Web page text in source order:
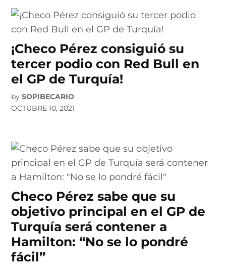
¡Checo Pérez consiguió su
tercer podio con Red Bull en
el GP de Turquía!
by SOPIBECARIO
OCTUBRE 10, 2021
Checo Pérez sabe que su
objetivo principal en el GP de
Turquía será contener a
Hamilton: “No se lo pondré
fácil”